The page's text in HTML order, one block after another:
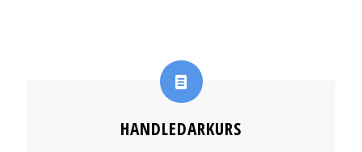
HANDLEDARKURS